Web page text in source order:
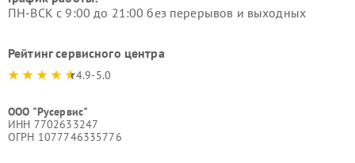
ПН-ВСК с 9:00 до 21:00 без перерывов и выходных
Рейтинг сервисного центра
4.9-5.0
ООО "Русервис"
ИНН 7702633247
ОГРН 1077746335776